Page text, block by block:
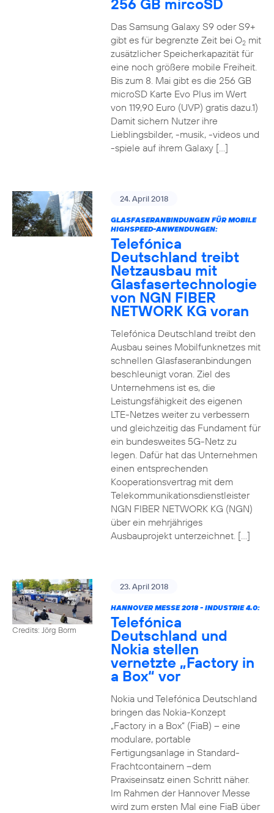
256 GB mircoSD
Das Samsung Galaxy S9 oder S9+
gibt es für begrenzte Zeit bei O2mit
zusätzlicher Speicherkapazität für
eine noch größere mobile Freiheit.
Bis zum 8. Mai gibt es die 256 GB
microSD Karte Evo Plus im Wert
von 119,90 Euro (UVP) gratis dazu.1)
Damit sichern Nutzer ihre
Lieblingsbilder, -musik, -videos und
-spiele auf ihrem Galaxy […]
24. April 2018
GLASFASERANBINDUNGEN FÜR MOBILE
HIGHSPEED-ANWENDUNGEN:
Telefónica
Deutschland treibt
Netzausbau mit
Glasfasertechnologie
von NGN FIBER
NETWORK KG voran
Telefónica Deutschland treibt den
Ausbau seines Mobilfunknetzes mit
schnellen Glasfaseranbindungen
beschleunigt voran. Ziel des
Unternehmens ist es, die
Leistungsfähigkeit des eigenen
LTE-Netzes weiter zu verbessern
und gleichzeitig das Fundament für
ein bundesweites 5G-Netz zu
legen. Dafür hat das Unternehmen
einen entsprechenden
Kooperationsvertrag mit dem
Telekommunikationsdienstleister
NGN FIBER NETWORK KG (NGN)
über ein mehrjähriges
Ausbauprojekt unterzeichnet. […]
Credits: Jörg Borm
23. April 2018
HANNOVER MESSE 2018 - INDUSTRIE 4.0:
Telefónica
Deutschland und
Nokia stellen
vernetzte „Factory in
a Box“ vor
Nokia und Telefónica Deutschland
bringen das Nokia-Konzept
„Factory in a Box“ (FiaB) – eine
modulare, portable
Fertigungsanlage in Standard-
Frachtcontainern –dem
Praxiseinsatz einen Schritt näher.
Im Rahmen der Hannover Messe
wird zum ersten Mal eine FiaB über